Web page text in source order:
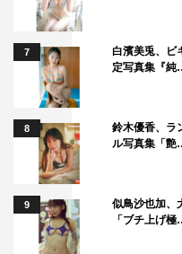
7
白濱美兎、ビ
定写真集『
8
鈴木優香、ラ
ル写真集「艶
9
似鳥沙也加、
「ブチ上げ